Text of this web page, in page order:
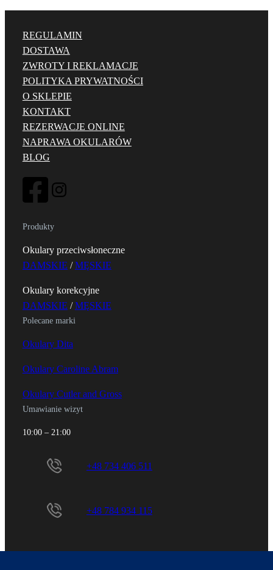
REGULAMIN
DOSTAWA
ZWROTY I REKLAMACJE
POLITYKA PRYWATNOŚCI
O SKLEPIE
KONTAKT
REZERWACJE ONLINE
NAPRAWA OKULARÓW
BLOG
Produkty
Okulary przeciwsłoneczne
DAMSKIE /MĘSKIE
Okulary korekcyjne
DAMSKIE /MĘSKIE
Polecane marki
Okulary Dita
Okulary Caroline Abram
Okulary Cutler and Gross
Umawianie wizyt
10:00 – 21:00
+48 734 406 511
+48 784 934 115